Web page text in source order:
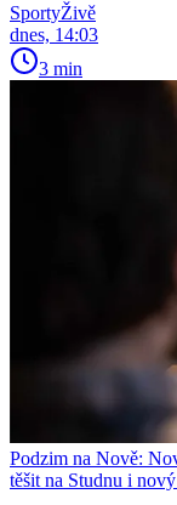
SportyŽivě
dnes, 14:03
3 min
Podzim na Nově:
těšit na Studnu i